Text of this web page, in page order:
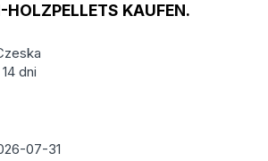
HOLZPELLETS KAUFEN.
14 dni
07-31